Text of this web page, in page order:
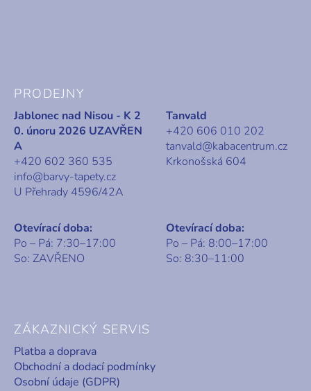
PRODEJNY
Jablonec nad Nisou - K 2
0. únoru 2026 UZAVŘEN
A
+420 602 360 535
info@barvy-tapety.cz
U Přehrady 4596/42A
Tanvald
+420 606 010 202
tanvald@kabacentrum.cz
Krkonošská 604
Otevírací doba:
Po – Pá: 7:30–17:00
So: ZAVŘENO
Otevírací doba:
Po – Pá: 8:00–17:00
So: 8:30–11:00
ZÁKAZNICKÝ SERVIS
Platba a doprava
Obchodní a dodací podmínky
Osobní údaje (GDPR)